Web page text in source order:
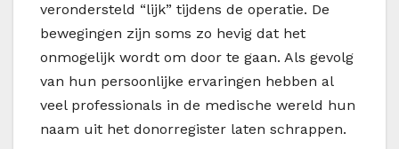
verondersteld “lijk” tijdens de operatie. De
bewegingen zijn soms zo hevig dat het
onmogelijk wordt om door te gaan. Als gevolg
van hun persoonlijke ervaringen hebben al
veel professionals in de medische wereld hun
naam uit het donorregister laten schrappen.